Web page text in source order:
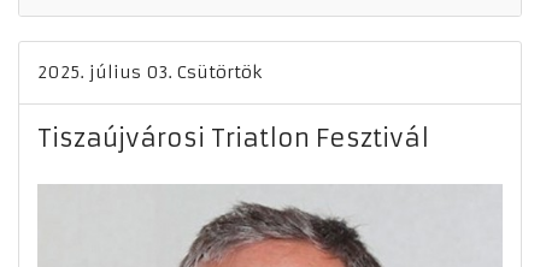
2025. július 03. Csütörtök
Tiszaújvárosi Triatlon Fesztivál